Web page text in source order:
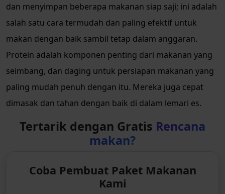
dan menyimpan beberapa makanan siap saji; ini adalah
salah satu cara termudah dan paling efektif untuk
makan dengan baik sambil tetap dalam anggaran.
Protein adalah komponen penting dari makanan yang
seimbang, dan daging untuk persiapan makanan yang
paling mudah penuh dengan itu. Mereka juga cepat
dimasak dan tahan dengan baik di dalam lemari es.
Tertarik dengan Gratis Rencana
makan?
Coba Pembuat Paket Makanan
Kami